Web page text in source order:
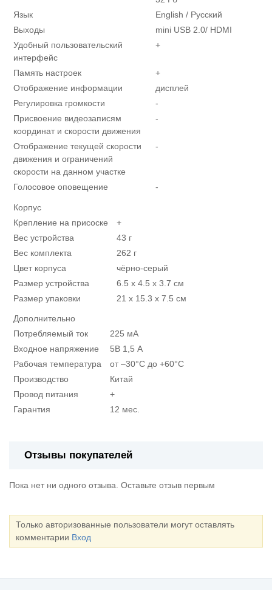
Язык
English / Русский
Выходы
mini USB 2.0/ HDMI
Удобный пользовательский
интерфейс
+
Память настроек
+
Отображение информации
дисплей
Регулировка громкости
-
Присвоение видеозаписям
координат и скорости движения
-
Отображение текущей скорости
движения и ограничений
скорости на данном участке
-
Голосовое оповещение -
Корпус
Крепление на присоске
+
Вес устройства
43 г
Вес комплекта
262 г
Цвет корпуса
чёрно-серый
Размер устройства
6.5 x 4.5 x 3.7 см
Размер упаковки
21 х 15.3 x 7.5 см
Дополнительно
Потребляемый ток
225 мА
Входное напряжение
5В 1,5 А
Рабочая температура
от –30°С до +60°С
Производство
Китай
Провод питания
+
Гарантия
12 мес.
Отзывы покупателей
Пока нет ни одного отзыва. Оставьте отзыв первым
Только авторизованные пользователи могут оставлять
комментарии Вход